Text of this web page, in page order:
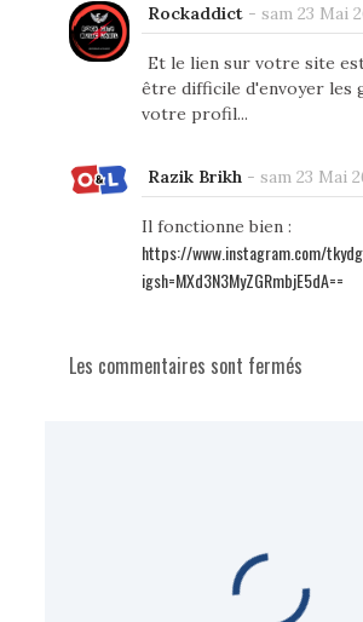
Rockaddict- sam 23 Mai
Et le lien sur votre site est
être difficile d'envoyer les
votre profil...
Razik Brikh - sam 23 Mai
Il fonctionne bien :
https://www.instagram.com/
igsh=MXd3N3MyZGRmbjE5dA==
Les commentaires sont fermés